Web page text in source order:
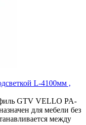
L-4100мм ,
GTV VELLO PA-
для мебели без
между